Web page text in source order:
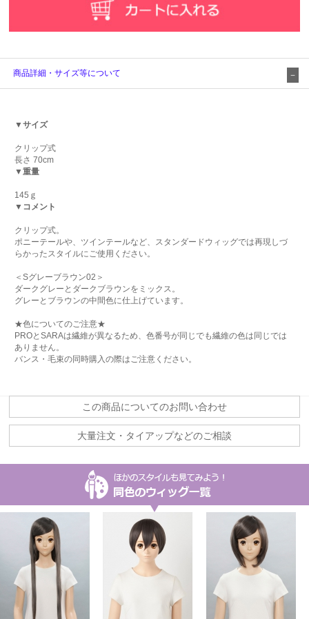
商品詳細・サイズ等について
▼サイズ
クリップ式
長さ 70cm
▼重量
145ｇ
▼コメント
クリップ式。
ポニーテールや、ツインテールなど、スタンダードウィッグでは再現しづ
らかったスタイルにご使用ください。
＜Sグレーブラウン02＞
ダークグレーとダークブラウンをミックス。
グレーとブラウンの中間色に仕上げています。
★色についてのご注意★
PROとSARAは繊維が異なるため、色番号が同じでも繊維の色は同じでは
ありません。
バンス・毛束の同時購入の際はご注意ください。
この商品についてのお問い合わせ
大量注文・タイアップなどのご相談